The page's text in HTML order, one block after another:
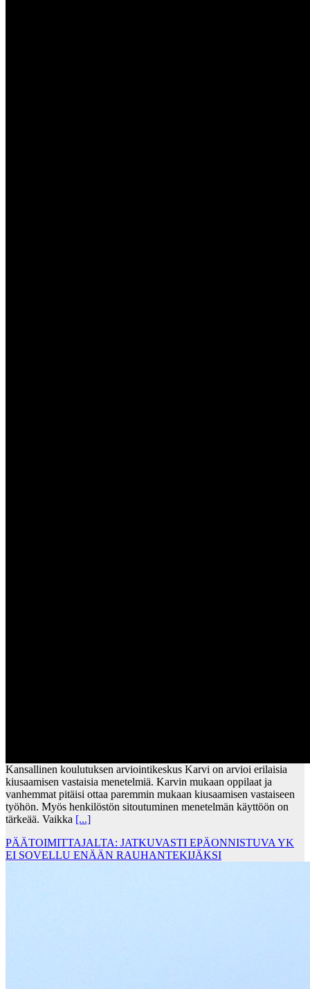
Kansallinen koulutuksen arviointikeskus Karvi on arvioi erilaisia
kiusaamisen vastaisia menetelmiä. Karvin mukaan oppilaat ja
vanhemmat pitäisi ottaa paremmin mukaan kiusaamisen vastaiseen
työhön. Myös henkilöstön sitoutuminen menetelmän käyttöön on
tärkeää. Vaikka [...]
PÄÄTOIMITTAJALTA: JATKUVASTI EPÄONNISTUVA YK
EI SOVELLU ENÄÄN RAUHANTEKIJÄKSI